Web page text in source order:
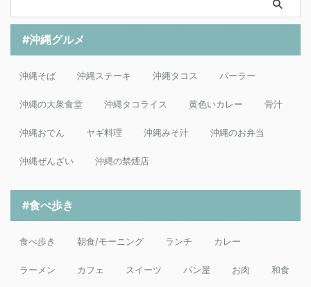
#沖縄グルメ
沖縄そば 沖縄ステーキ 沖縄タコス パーラー
沖縄の大衆食堂 沖縄タコライス 黄色いカレー 骨汁
沖縄おでん ヤギ料理 沖縄みそ汁 沖縄のお弁当
沖縄ぜんざい 沖縄の禁煙店
#食べ歩き
食べ歩き 朝食/モーニング ランチ カレー
ラーメン カフェ スイーツ パン屋 お肉 和食